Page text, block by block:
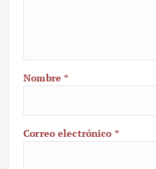
Nombre*
Correo electrónico *